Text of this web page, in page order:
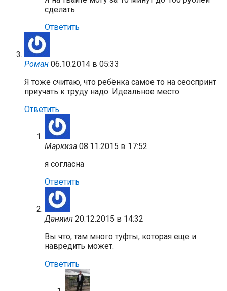
сделать
Ответить
Роман 06.10.2014 в 05:33
Я тоже считаю, что ребёнка самое то на сеоспринт
приучать к труду надо. Идеальное место.
Ответить
Маркиза 08.11.2015 в 17:52
я согласна
Ответить
Даниил 20.12.2015 в 14:32
Вы что, там много туфты, которая еще и
навредить может.
Ответить